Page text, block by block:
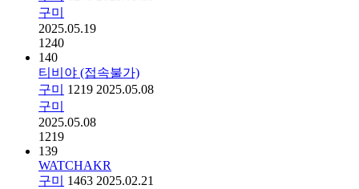
구미
2025.05.19
1240
140
티비야 (접속불가)
구미
1219 2025.05.08
구미
2025.05.08
1219
139
WATCHAKR
구미
1463 2025.02.21